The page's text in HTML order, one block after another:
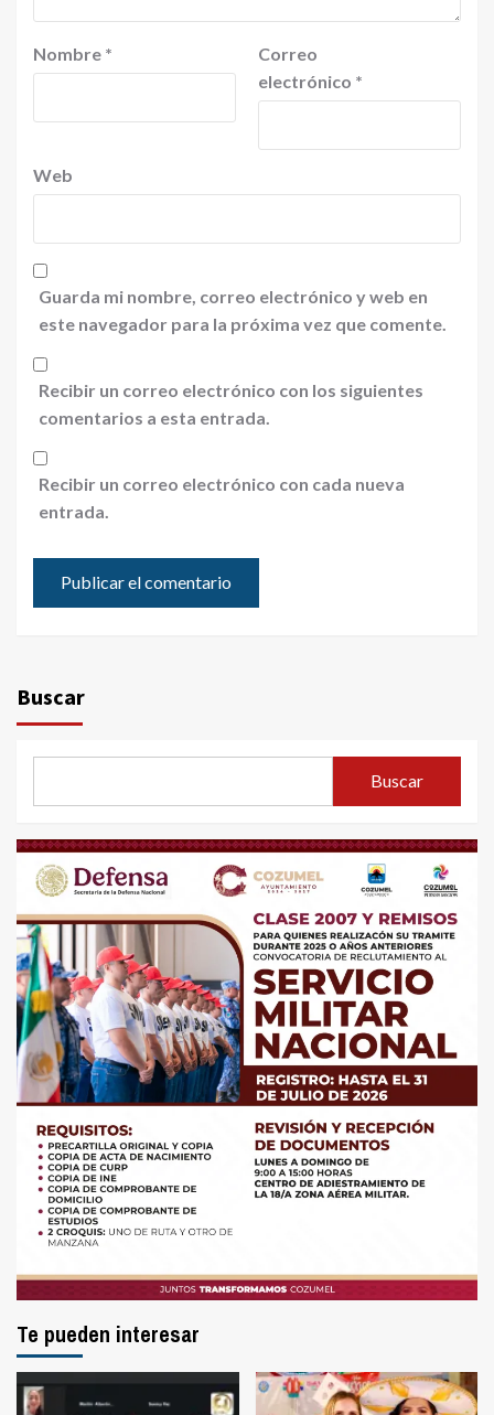
Nombre *
Correo
electrónico *
Web
Guarda mi nombre, correo electrónico y web en
este navegador para la próxima vez que comente.
Recibir un correo electrónico con los siguientes
comentarios a esta entrada.
Recibir un correo electrónico con cada nueva
entrada.
Buscar
Buscar
Te pueden interesar